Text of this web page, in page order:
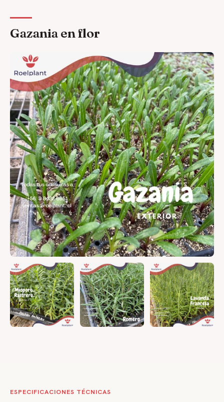
Gazania en flor
ESPECIFICACIONES TÉCNICAS